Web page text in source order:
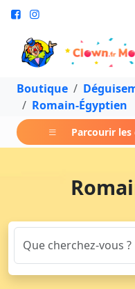
Boutique
Romain-Égyptien
Parcourir les